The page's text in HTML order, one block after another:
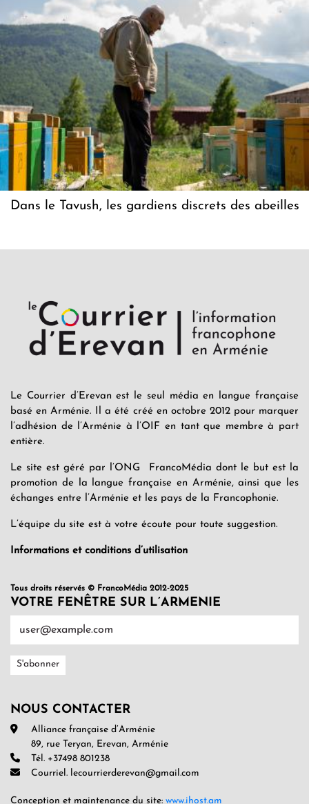
Dans le Tavush, les gardiens discrets des abeilles
Le Courrier d’Erevan est le seul média en langue française
basé en Arménie. Il a été créé en octobre 2012 pour marquer
l’adhésion de l’Arménie à l’OIF en tant que membre à part
entière.
Le site est géré par l’ONG FrancoMédia dont le but est la
promotion de la langue française en Arménie, ainsi que les
échanges entre l’Arménie et les pays de la Francophonie.
L’équipe du site est à votre écoute pour toute suggestion.
Informations et conditions d’utilisation
Tous droits réservés © FrancoMédia 2012-2025
VOTRE FENÊTRE SUR L’ARMENIE
NOUS CONTACTER
Alliance française d’Arménie
89, rue Teryan, Erevan, Arménie
Tél. +37498 801238
Courriel. lecourrierderevan@gmail.com
Conception et maintenance du site: www.ihost.am